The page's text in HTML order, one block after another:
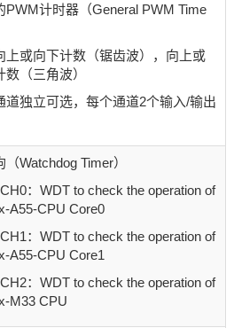
PWM计时器（General PWM Time
上或向下计数（锯齿波），向上或
数（三角波）
道独立可选，每个通道2个输入/输出
（Watchdog Timer）
： WDT to check the operation of
A55-CPU Core0
1： WDT to check the operation of
A55-CPU Core1
： WDT to check the operation of
M33 CPU